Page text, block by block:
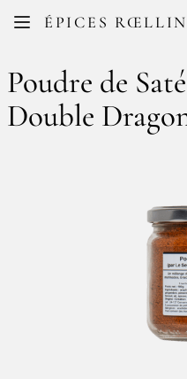
ÉPICES
Poudre de
Double